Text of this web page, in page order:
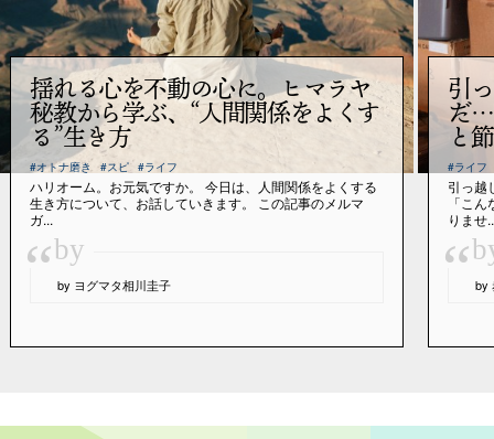
揺れる心を不動の心に。ヒマラヤ
秘教から学ぶ、“人間関係をよくす
る”生き方
#オトナ磨き #スピ #ライフ
ハリオーム。お元気ですか。 今日は、人間関係をよくする
生き方について、お話していきます。 この記事のメルマ
ガ...
“by
by ヨグマタ相川圭子
引
だ…
と
#ライフ
引っ越
「こ
りませ
“ by